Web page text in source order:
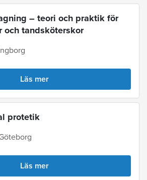
– teori och praktik för
och tandsköterskor
Läs mer
protetik
Läs mer